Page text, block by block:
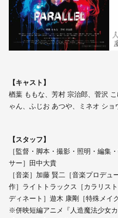
【キャスト】
楢葉 ももな、芳村 宗治郎、菅沢
ゃん、ふじお あつや、ミネオ ショ
【スタッフ】
［監督・脚本・撮影・照明・編集
サー］田中大貴
［音楽］加藤 賢二［音楽プロデュ
作］ライトトラックス［カラリス
ディネート］遊木 康剛［特殊メイ
※併映短編アニメ『人造魔法少女